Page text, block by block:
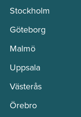
Stockholm
Göteborg
Malmö
Uppsala
Västerås
Örebro